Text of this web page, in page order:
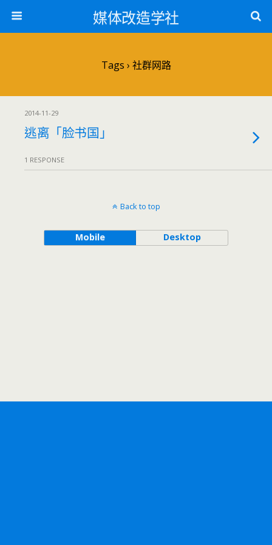
媒体改造学社
Tags › 社群网路
2014-11-29
逃离「脸书国」
1 RESPONSE
Back to top
Mobile Desktop